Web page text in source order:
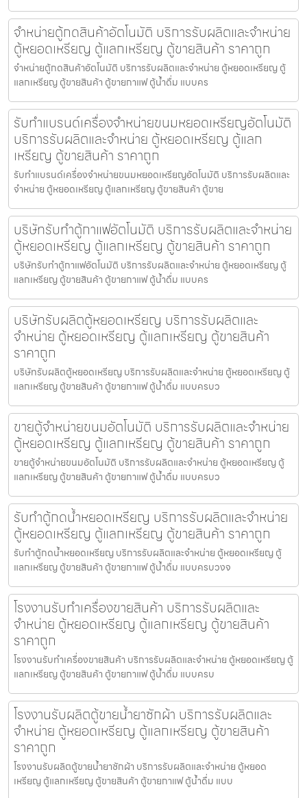
จำหน่ายตู้กดสินค้า​อัตโนมัติ บริการรับผลิตและจำหน่าย
ตู้หยอดเหรียญ ตู้แลกเหรียญ ตู้ขายสินค้า ราคาถูก
จำหน่ายตู้กดสินค้า​อัตโนมัติ บริการรับผลิตและจำหน่าย ตู้หยอดเหรียญ ตู้
แลกเหรียญ ตู้ขายสินค้า ตู้ขายกาแฟ ตู้น้ำดื่ม แบบคร
รับทำแบรนด์เครื่องจำหน่ายขนมหยอดเหรียญ​​อัตโนมัติ
บริการรับผลิตและจำหน่าย ตู้หยอดเหรียญ ตู้แลก
เหรียญ ตู้ขายสินค้า ราคาถูก
รับทำแบรนด์เครื่องจำหน่ายขนมหยอดเหรียญ​​อัตโนมัติ บริการรับผลิตและ
จำหน่าย ตู้หยอดเหรียญ ตู้แลกเหรียญ ตู้ขายสินค้า ตู้ขาย
บริษัทรับทำตู้กาแฟ​อัตโนมัติ บริการรับผลิตและจำหน่าย
ตู้หยอดเหรียญ ตู้แลกเหรียญ ตู้ขายสินค้า ราคาถูก
บริษัทรับทำตู้กาแฟ​อัตโนมัติ บริการรับผลิตและจำหน่าย ตู้หยอดเหรียญ ตู้
แลกเหรียญ ตู้ขายสินค้า ตู้ขายกาแฟ ตู้น้ำดื่ม แบบคร
บริษัทรับผลิตตู้หยอดเหรียญ บริการรับผลิตและ
จำหน่าย ตู้หยอดเหรียญ ตู้แลกเหรียญ ตู้ขายสินค้า
ราคาถูก
บริษัทรับผลิตตู้หยอดเหรียญ บริการรับผลิตและจำหน่าย ตู้หยอดเหรียญ ตู้
แลกเหรียญ ตู้ขายสินค้า ตู้ขายกาแฟ ตู้น้ำดื่ม แบบครบว
ขายตู้จำหน่ายขนม​อัตโนมัติ บริการรับผลิตและจำหน่าย
ตู้หยอดเหรียญ ตู้แลกเหรียญ ตู้ขายสินค้า ราคาถูก
ขายตู้จำหน่ายขนม​อัตโนมัติ บริการรับผลิตและจำหน่าย ตู้หยอดเหรียญ ตู้
แลกเหรียญ ตู้ขายสินค้า ตู้ขายกาแฟ ตู้น้ำดื่ม แบบครบว
รับทำตู้กดน้ำ​หยอดเหรียญ บริการรับผลิตและจำหน่าย
ตู้หยอดเหรียญ ตู้แลกเหรียญ ตู้ขายสินค้า ราคาถูก
รับทำตู้กดน้ำ​หยอดเหรียญ บริการรับผลิตและจำหน่าย ตู้หยอดเหรียญ ตู้
แลกเหรียญ ตู้ขายสินค้า ตู้ขายกาแฟ ตู้น้ำดื่ม แบบครบวงจ
โรงงานรับทำเครื่องขายสินค้า บริการรับผลิตและ
จำหน่าย ตู้หยอดเหรียญ ตู้แลกเหรียญ ตู้ขายสินค้า
ราคาถูก
โรงงานรับทำเครื่องขายสินค้า บริการรับผลิตและจำหน่าย ตู้หยอดเหรียญ ตู้
แลกเหรียญ ตู้ขายสินค้า ตู้ขายกาแฟ ตู้น้ำดื่ม แบบครบ
โรงงานรับผลิตตู้ขายน้ำยาซักผ้า บริการรับผลิตและ
จำหน่าย ตู้หยอดเหรียญ ตู้แลกเหรียญ ตู้ขายสินค้า
ราคาถูก
โรงงานรับผลิตตู้ขายน้ำยาซักผ้า บริการรับผลิตและจำหน่าย ตู้หยอด
เหรียญ ตู้แลกเหรียญ ตู้ขายสินค้า ตู้ขายกาแฟ ตู้น้ำดื่ม แบบ